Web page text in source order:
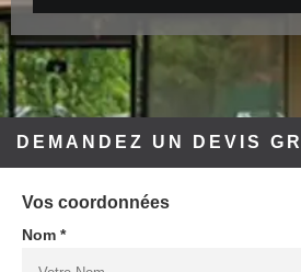
DEMANDEZ UN DEVIS
Vos coordonnées
Nom *